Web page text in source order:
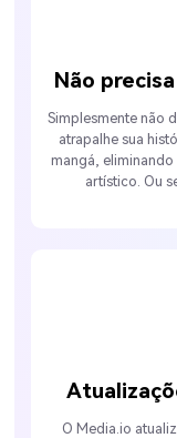
Não
Simplesmente não
atrapalhe sua
mangá,
artístico. Ou
O Media.io